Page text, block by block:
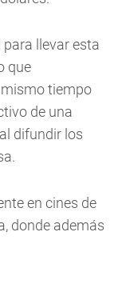
llevar esta
que
mismo tiempo
de una
difundir los
en cines de
donde además